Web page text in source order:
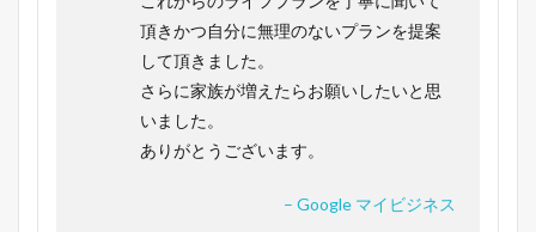
頂きかつ自分に無理のないプランを提案
して頂きました。
さらに家族が増えたらお願いしたいと思
いました。
ありがとうございます。
– Google マイビジネス